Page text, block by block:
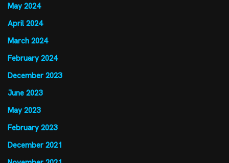
May 2024
April 2024
March 2024
February 2024
December 2023
June 2023
May 2023
February 2023
December 2021